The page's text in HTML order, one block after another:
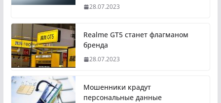
28.07.2023
Realme GT5 станет флагманом
бренда
28.07.2023
Мошенники крадут
персональные данные